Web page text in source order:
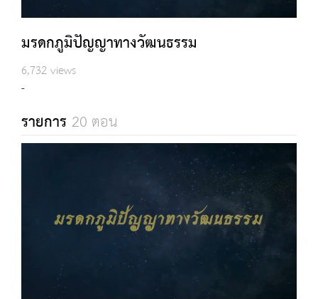
มรดกภูมิปัญญาทางวัฒนธรรม
6,732 views
-
รายการ 20 ตอน